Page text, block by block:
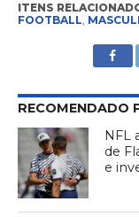
ITENS
FOOTBALL,
RECOMENDADO
NFL
de
e